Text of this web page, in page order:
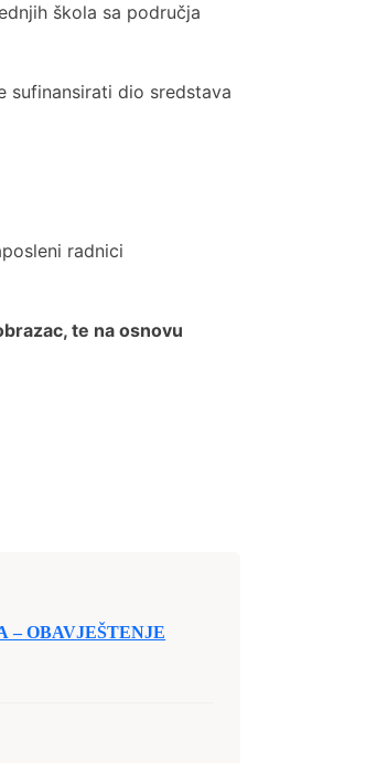
škola sa područja
sufinansirati dio sredstava
radnici
te na osnovu
– OBAVJEŠTENJE